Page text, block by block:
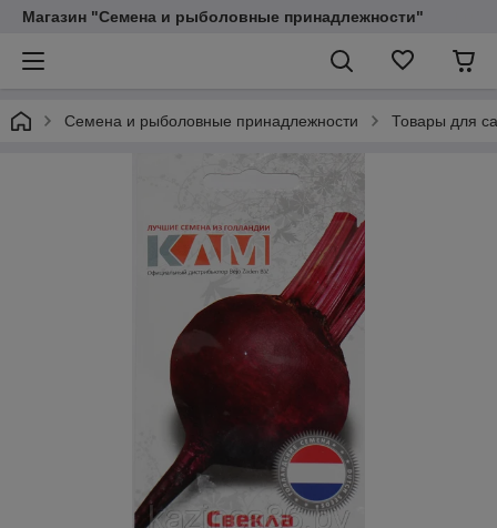
Магазин "Семена и рыболовные принадлежности"
Семена и рыболовные принадлежности Товары для